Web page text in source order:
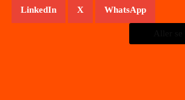
LinkedIn X WhatsApp